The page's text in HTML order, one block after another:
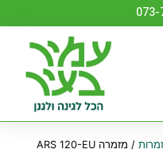
/ מזמרה ARS 120-EU